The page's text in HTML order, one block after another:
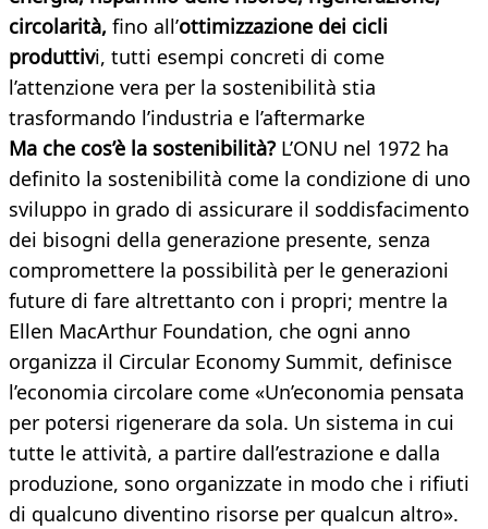
circolarità, fino all’ottimizzazione dei cicli
produttivi, tutti esempi concreti di come
l’attenzione vera per la sostenibilità stia
trasformando l’industria e l’aftermarke
Ma che cos’è la sostenibilità? L’ONU nel 1972 ha
definito la sostenibilità come la condizione di uno
sviluppo in grado di assicurare il soddisfacimento
dei bisogni della generazione presente, senza
compromettere la possibilità per le generazioni
future di fare altrettanto con i propri; mentre la
Ellen MacArthur Foundation, che ogni anno
organizza il Circular Economy Summit, definisce
l’economia circolare come «Un’economia pensata
per potersi rigenerare da sola. Un sistema in cui
tutte le attività, a partire dall’estrazione e dalla
produzione, sono organizzate in modo che i rifiuti
di qualcuno diventino risorse per qualcun altro».